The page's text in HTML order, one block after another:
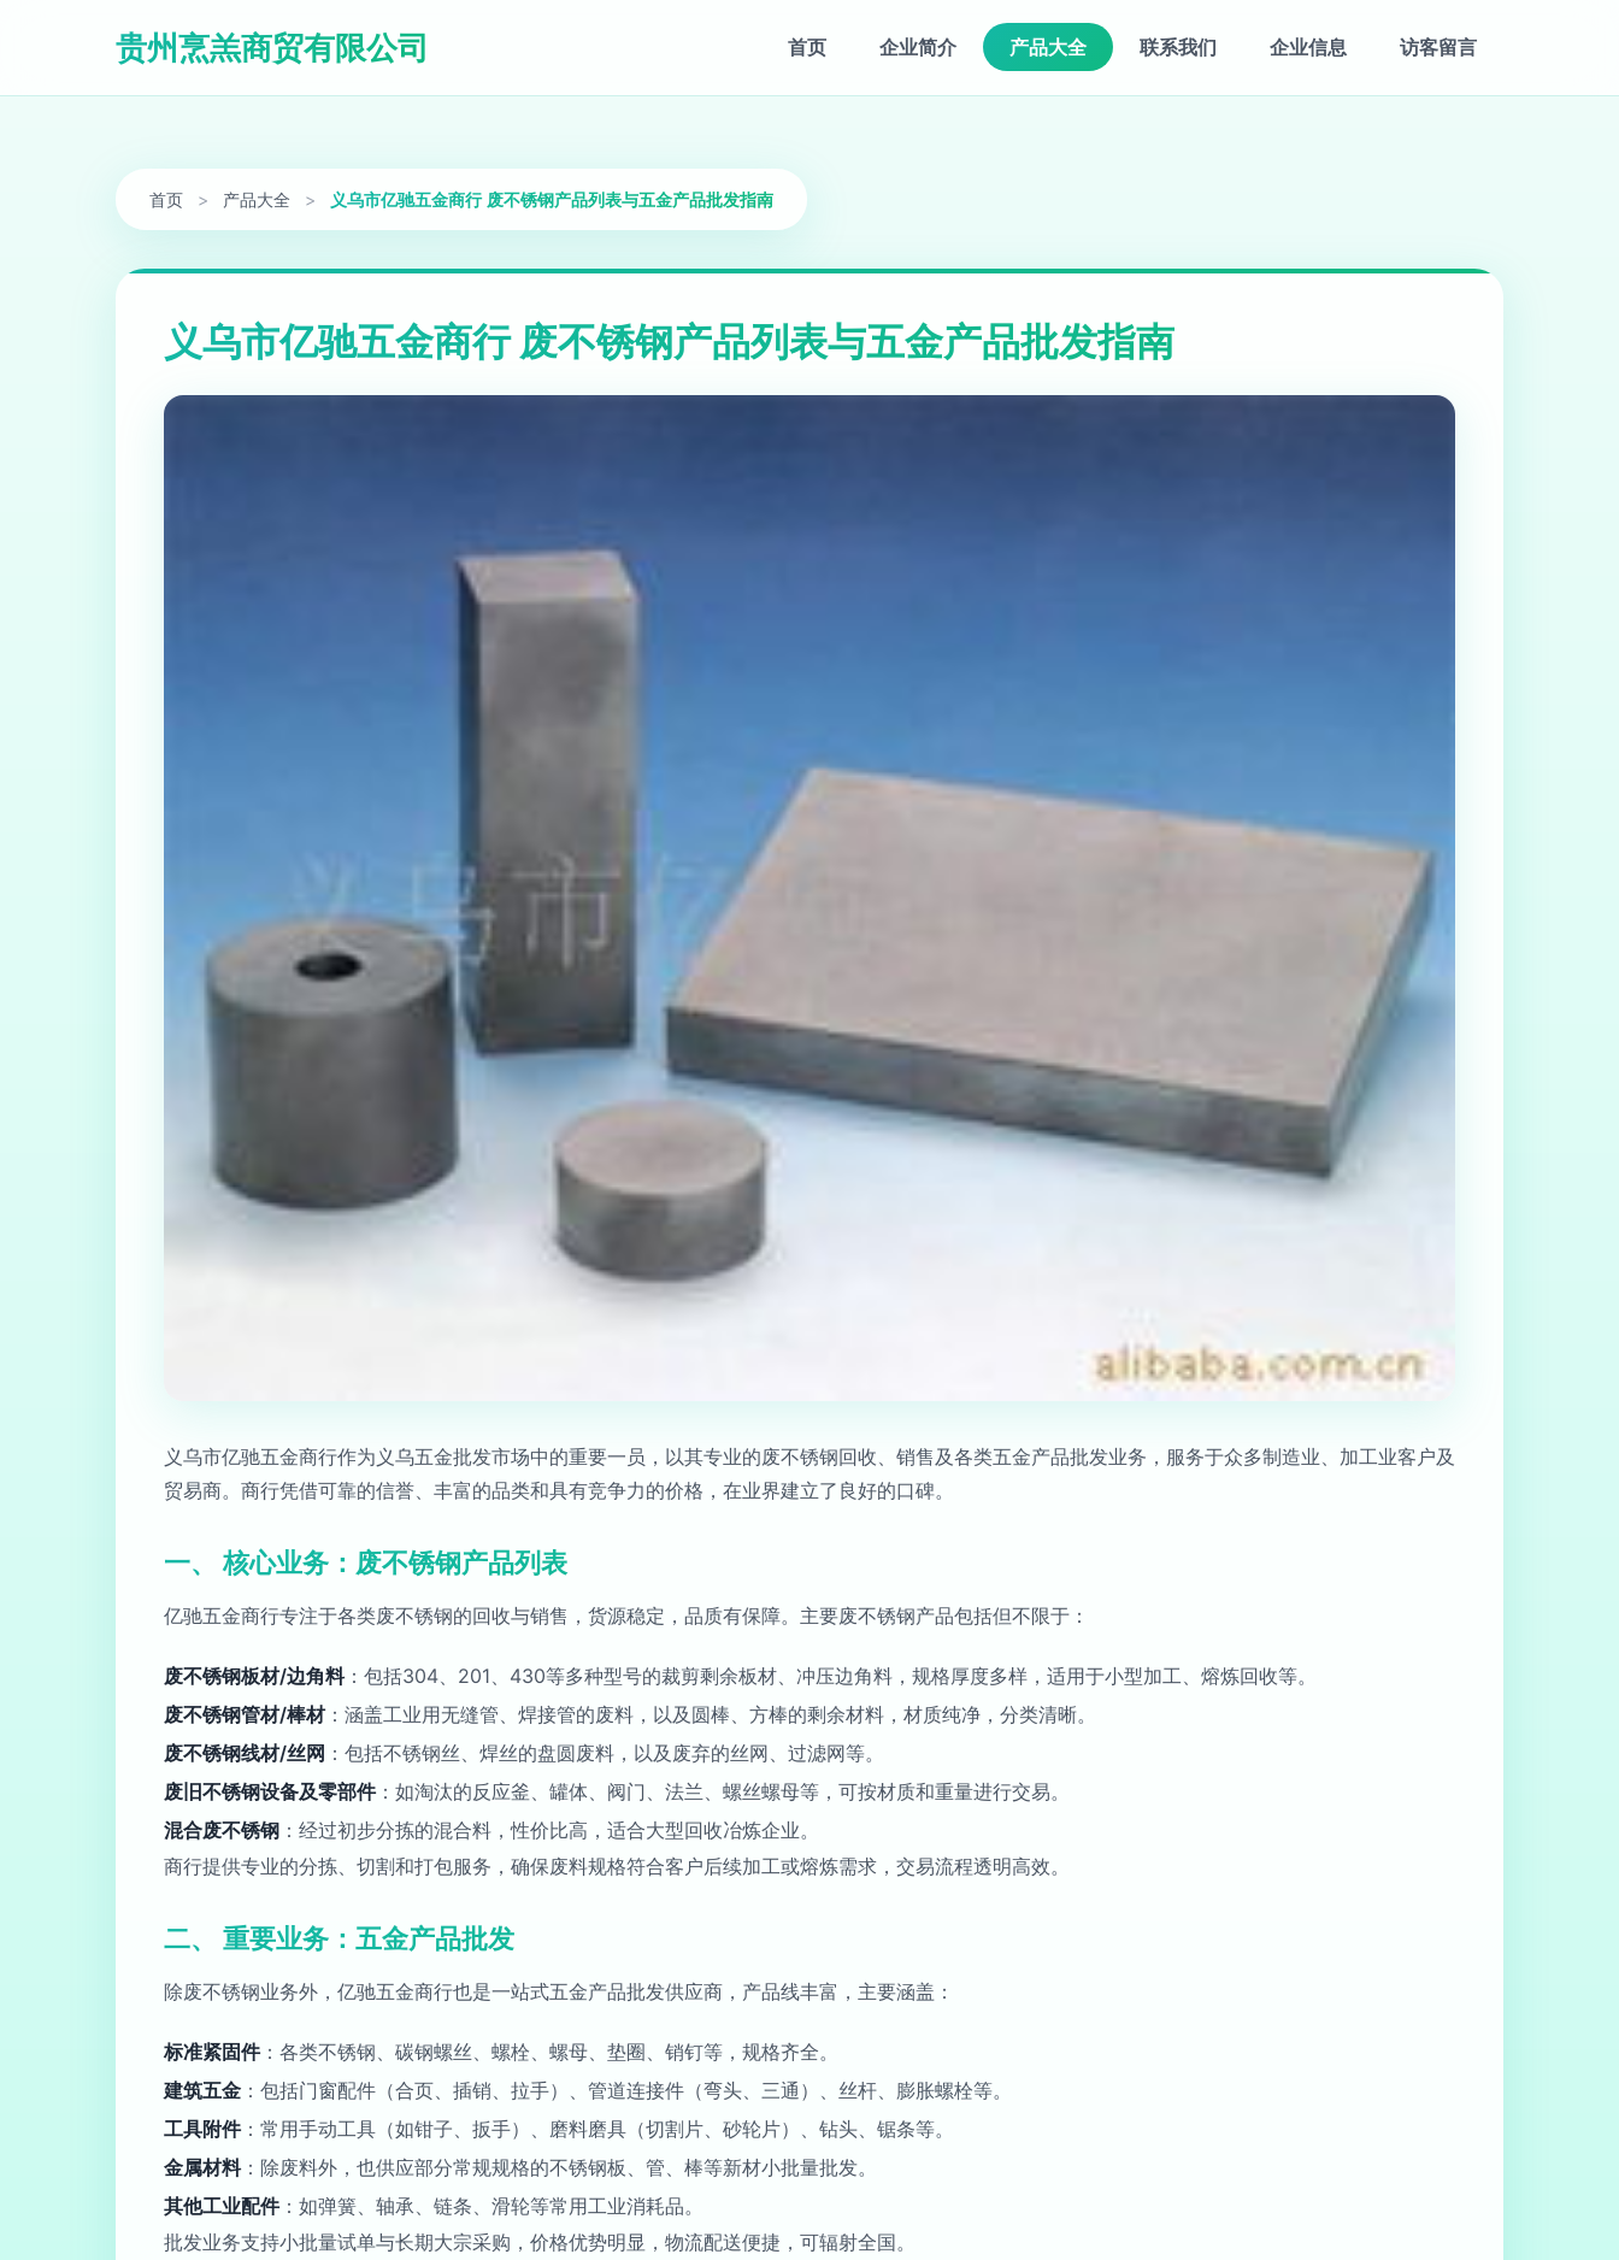
贵州烹羔商贸有限公司 首页 企业简介 产品大全 联系我们 企业信息 访客留言
首页 > 产品大全 > 义乌市亿驰五金商行 废不锈钢产品列表与五金产品批发指南
义乌市亿驰五金商行 废不锈钢产品列表与五金产品批发指南
义乌市亿驰五金商行作为义乌五金批发市场中的重要一员，以其专业的废不锈钢回收、销售及各类五金产品批发业务，服务于众多制造业、加工业客户及
贸易商。商行凭借可靠的信誉、丰富的品类和具有竞争力的价格，在业界建立了良好的口碑。
一、 核心业务：废不锈钢产品列表
亿驰五金商行专注于各类废不锈钢的回收与销售，货源稳定，品质有保障。主要废不锈钢产品包括但不限于：
废不锈钢板材/边角料：包括304、201、430等多种型号的裁剪剩余板材、冲压边角料，规格厚度多样，适用于小型加工、熔炼回收等。
废不锈钢管材/棒材：涵盖工业用无缝管、焊接管的废料，以及圆棒、方棒的剩余材料，材质纯净，分类清晰。
废不锈钢线材/丝网 ：包括不锈钢丝、焊丝的盘圆废料，以及废弃的丝网、过滤网等。
废旧不锈钢设备及零部件：如淘汰的反应釜、罐体、阀门、法兰、螺丝螺母等，可按材质和重量进行交易。
混合废不锈钢 ：经过初步分拣的混合料，性价比高，适合大型回收冶炼企业。
商行提供专业的分拣、切割和打包服务，确保废料规格符合客户后续加工或熔炼需求，交易流程透明高效。
二、 重要业务：五金产品批发
除废不锈钢业务外，亿驰五金商行也是一站式五金产品批发供应商，产品线丰富，主要涵盖：
标准紧固件：各类不锈钢、碳钢螺丝、螺栓、螺母、垫圈、销钉等，规格齐全。
建筑五金 ：包括门窗配件（合页、插销、拉手）、管道连接件（弯头、三通）、丝杆、膨胀螺栓等。
工具附件：常用手动工具（如钳子、扳手）、磨料磨具（切割片、砂轮片）、钻头、锯条等。
金属材料：除废料外，也供应部分常规规格的不锈钢板、管、棒等新材小批量批发。
其他工业配件：如弹簧、轴承、链条、滑轮等常用工业消耗品。
批发业务支持小批量试单与长期大宗采购，价格优势明显，物流配送便捷，可辐射全国。